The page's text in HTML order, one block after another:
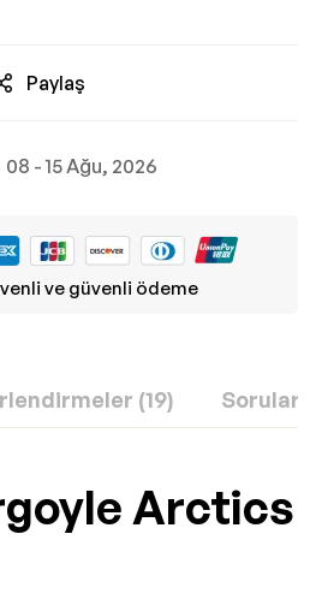
Paylaş
08 - 15 Ağu, 2026
ve güvenli ödeme
(19) Sorular
Arctics